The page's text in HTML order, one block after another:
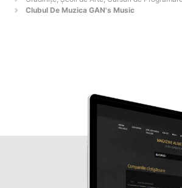
Clubul De Muzica GAN's Music